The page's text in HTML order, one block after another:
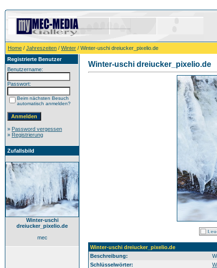
Home / Jahreszeiten / Winter / Winter-uschi dreiucker_pixelio.de
Registrierte Benutzer
Benutzername:
Passwort:
Beim nächsten Besuch
automatisch anmelden?
» Password vergessen
» Registrierung
Zufallsbild
Winter-uschi
dreiucker_pixelio.de
mec
Winter-uschi dreiucker_pixelio.de
Winter-uschi dreiucker_pixelio.de
Beschreibung:
Schlüsselwörter: